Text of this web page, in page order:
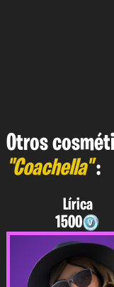
Otros
"Coachella":
Lírica
1500